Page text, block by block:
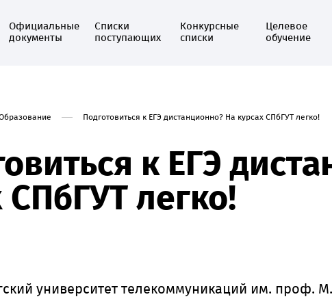
Официальные
документы
Списки
поступающих
Конкурсные
списки
Целевое
обучение
Подготовиться к ЕГЭ дистанционно? На курсах СПбГУТ легко!
к ЕГЭ
СПбГУТ легко!
университет телекоммуникаций им. проф.